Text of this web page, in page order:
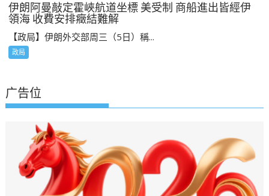
伊朗阿曼敲定霍峽航道坐標 美受制 商船進出皆經伊
領海 收費安排癥結難解
【政局】伊朗外交部周三（5日）稱...
政局
广告位